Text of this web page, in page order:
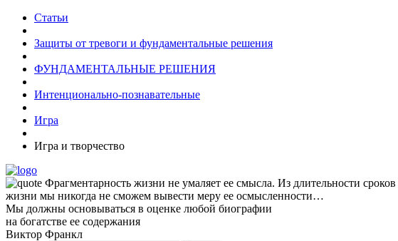
Статьи
Защиты от тревоги и фундаментальные решения
ФУНДАМЕНТАЛЬНЫЕ РЕШЕНИЯ
Интенционально-познавательные
Игра
Игра и творчество
Фрагментарность жизни не умаляет ее смысла. Из длительности сроков
жизни мы никогда не сможем вывести меру ее осмысленности…
Мы должны основываться в оценке любой биографии
на богатстве ее содержания
Виктор Франкл